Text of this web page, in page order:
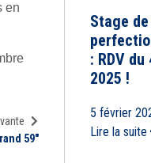
en
59"
Stage de
: RDV
2025 !
5 février
Lire la suite